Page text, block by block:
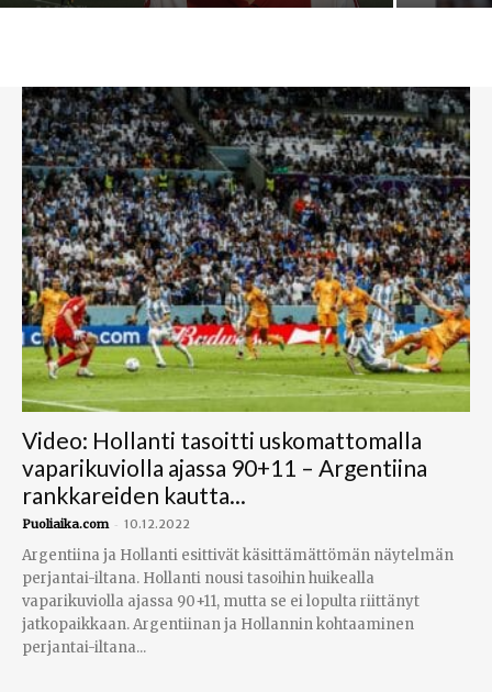
Video: Hollanti tasoitti uskomattomalla
vaparikuviolla ajassa 90+11 – Argentiina
rankkareiden kautta...
Puoliaika.com - 10.12.2022
Argentiina ja Hollanti esittivät käsittämättömän näytelmän
perjantai-iltana. Hollanti nousi tasoihin huikealla
vaparikuviolla ajassa 90+11, mutta se ei lopulta riittänyt
jatkopaikkaan. Argentiinan ja Hollannin kohtaaminen
perjantai-iltana...